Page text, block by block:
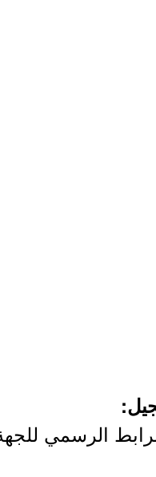
الرسمي